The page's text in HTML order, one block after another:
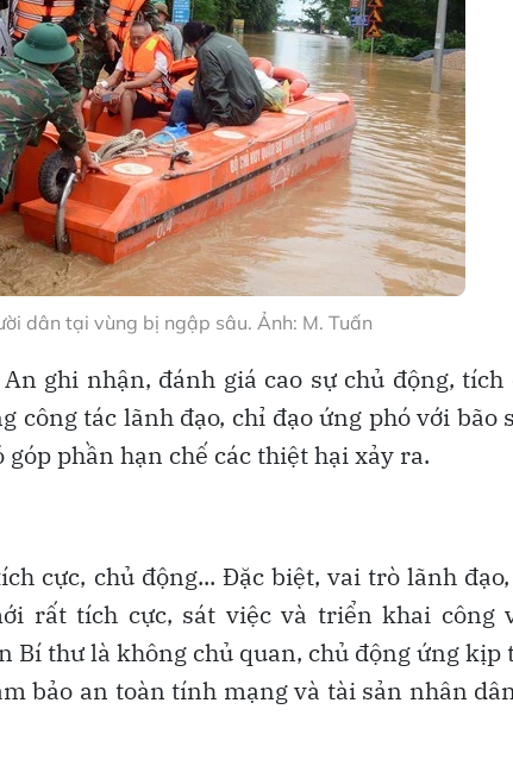
dân tại vùng bị ngập sâu. Ảnh: M. Tuấn
ghi nhận, đánh giá cao sự chủ động, tích
tác lãnh đạo, chỉ đạo ứng phó với bão
phần hạn chế các thiệt hại xảy ra.
cực, chủ động... Đặc biệt, vai trò lãnh
rất tích cực, sát việc và triển khai công
Bí thư là không chủ quan, chủ động ứng kịp
bảo an toàn tính mạng và tài sản nhân